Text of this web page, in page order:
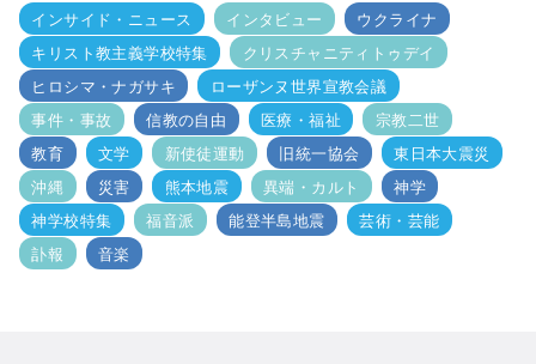
インサイド・ニュース インタビュー
ウクライナ
キリスト教主義学校特集
クリスチャニティトゥデイ
ヒロシマ・ナガサキ
ローザンヌ世界宣教会議
事件・事故
信教の自由 医療・福祉
宗教二世
教育
文学 新使徒運動 旧統一協会
東日本大震災
沖縄
災害 熊本地震 異端・カルト
神学
神学校特集
福音派 能登半島地震
芸術・芸能
訃報
音楽